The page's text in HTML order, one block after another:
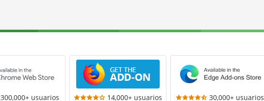
300,000+ usuarios 14,000+ usuarios 30,000+ usuarios